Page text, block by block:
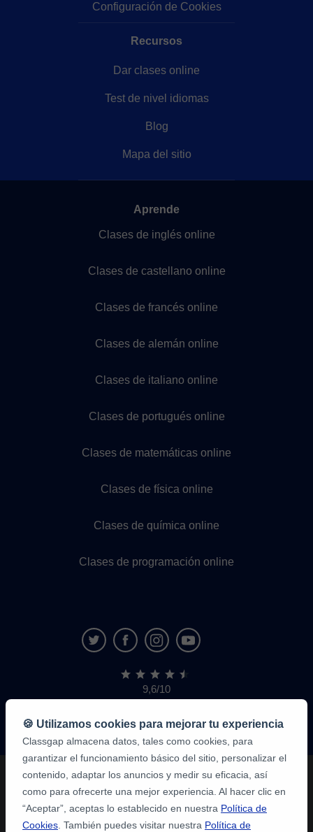
Configuración de Cookies
Recursos
Dar clases online
Test de nivel idiomas
Blog
Mapa del sitio
Aprende
Clases de inglés online
Clases de castellano online
Clases de francés online
Clases de alemán online
Clases de italiano online
Clases de portugués online
Clases de matemáticas online
Clases de física online
Clases de química online
Clases de programación online
9,6/10
1.339.284
de
alumnos
🍪 Utilizamos cookies para mejorar tu experiencia
Classgap almacena datos, tales como cookies, para
garantizar el funcionamiento básico del sitio, personalizar el
contenido, adaptar los anuncios y medir su eficacia, así
como para ofrecerte una mejor experiencia. Al hacer clic en
“Aceptar”, aceptas lo establecido en nuestra Política de
Cookies . También puedes visitar nuestra Política de